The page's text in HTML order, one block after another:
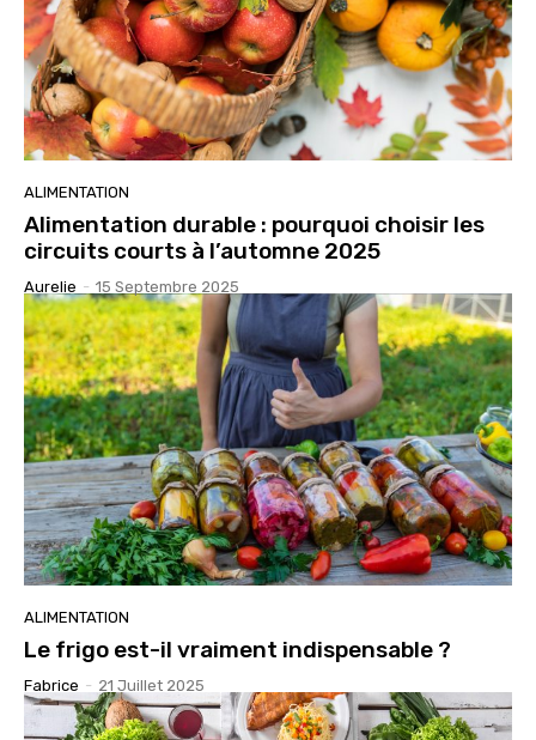
ALIMENTATION
Alimentation durable : pourquoi choisir les
circuits courts à l’automne 2025
Aurelie - 15 Septembre 2025
ALIMENTATION
Le frigo est-il vraiment indispensable ?
Fabrice - 21 Juillet 2025